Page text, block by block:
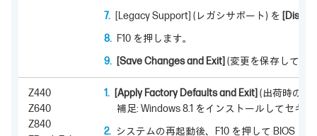
[Legacy Support] (レガシサポート) を
F10 を押します。
[Save Changes and Exit] (変更を保存して終
Z440
Z640
Z840
[Apply Factory Defaults and Exit] (出荷時のデ
補足: Windows 8.1 をインストールしてセキ
システムの再起動後、F10 を押して BIOS を